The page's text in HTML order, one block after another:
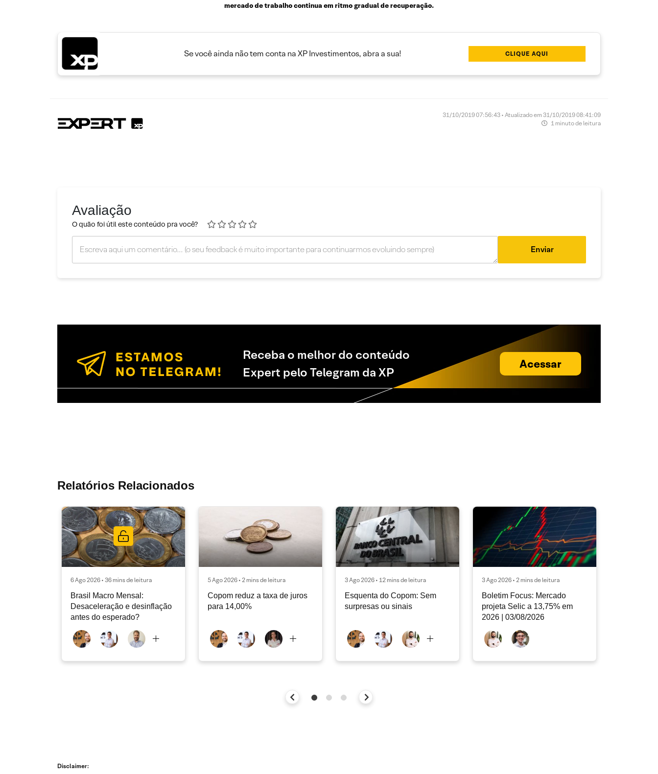
mercado de trabalho continua em ritmo gradual de recuperação.
Se você ainda não tem conta na XP Investimentos, abra a sua! CLIQUE AQUI
31/10/2019 07:56:43 • Atualizado em 31/10/2019 08:41:09
1 minuto de leitura
Avaliação
O quão foi útil este conteúdo pra você?
Enviar
Receba o melhor do conteúdo
Expert pelo Telegram da XP
Acessar
Relatórios Relacionados
6 Ago 2026 • 36 mins de leitura
Brasil Macro Mensal:
Desaceleração e desinflação
antes do esperado?
5 Ago 2026 • 2 mins de leitura
Copom reduz a taxa de juros
para 14,00%
3 Ago 2026 • 12 mins de leitura
Esquenta do Copom: Sem
surpresas ou sinais
3 Ago 2026 • 2 mins de leitura
Boletim Focus: Mercado
projeta Selic a 13,75% em
2026 | 03/08/2026
Disclaimer: